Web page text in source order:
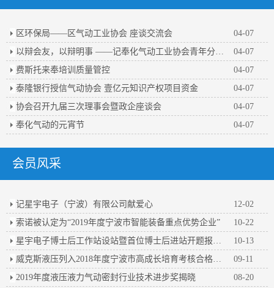
区环保局——区气动工业协会 座谈交流会
04-07
04-07
费斯托来奉培训质量管控
04-07
泰隆银行授信气动协会 壹亿元知识产权项目资金
04-07
协会召开九届三次理事会暨政企座谈会
04-07
奉化气动的元宵节
04-07
会员风采
记星宇电子（宁波）有限公司献爱心
12-02
索诺被认定为“2019年度宁波市智能装备重点优势企业”
10-22
10-13
09-11
2019年度液压液力气动密封行业技术进步奖揭晓
08-20